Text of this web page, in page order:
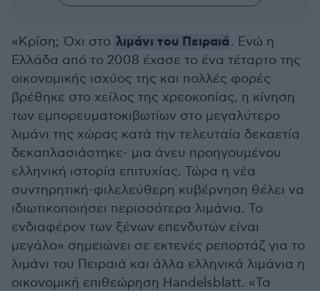
«Κρίση; Όχι στο λιμάνι του Πειραιά. Ενώ η
Ελλάδα από το 2008 έχασε το ένα τέταρτο της
οικονομικής ισχύος της και πολλές φορές
βρέθηκε στο χείλος της χρεοκοπίας, η κίνηση
των εμπορευματοκιβωτίων στο μεγαλύτερο
λιμάνι της χώρας κατά την τελευταία δεκαετία
δεκαπλασιάστηκε- μια άνευ προηγουμένου
ελληνική ιστορία επιτυχίας. Τώρα η νέα
συντηρητική-φιλελεύθερη κυβέρνηση θέλει να
ιδιωτικοποιήσει περισσότερα λιμάνια. Το
ενδιαφέρον των ξένων επενδυτών είναι
μεγάλο» σημειώνει σε εκτενές ρεπορτάζ για το
λιμάνι του Πειραιά και άλλα ελληνικά λιμάνια η
οικονομική επιθεώρηση Handelsblatt. «Τα